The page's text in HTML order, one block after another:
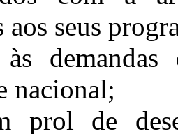
aos seus
às
nacional;
prol de